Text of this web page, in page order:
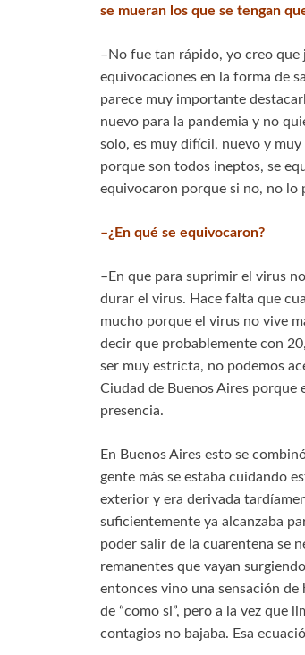
se mueran los que se tengan
–No fue tan rápido, yo creo que
equivocaciones en la forma de
parece muy importante
nuevo para la pandemia y no
solo, es muy difícil, nuevo y
porque son todos ineptos, se
equivocaron porque si no, no lo
–¿En qué se equivocaron?
–En que para suprimir el virus
durar el virus. Hace falta que
mucho porque el virus no vive
decir que probablemente con
ser muy estricta, no podemos
Ciudad de Buenos Aires porque
presencia.
En Buenos Aires esto se
gente más se estaba cuidando
exterior y era derivada
suficientemente ya alcanzaba
poder salir de la cuarentena se
remanentes que vayan
entonces vino una sensación de
de “como si”, pero a la vez que
contagios no bajaba. Esa